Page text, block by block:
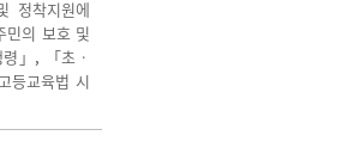
정착지원에
민의 보호 및
」 , 「초ㆍ
등교육법 시